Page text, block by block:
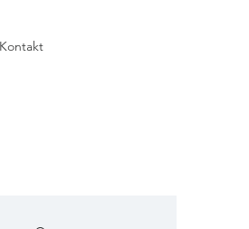
Kontakt